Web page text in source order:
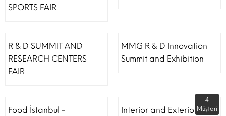
SPORTS FAIR
R & D SUMMIT AND
RESEARCH CENTERS
FAIR
MMG R & D Innovation
Summit and Exhibition
Food İstanbul -
Interior and Exterior
4
Müşteri